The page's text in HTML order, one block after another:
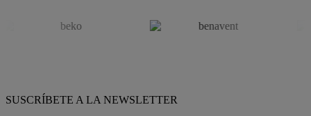
SUSCRÍBETE A LA NEWSLETTER